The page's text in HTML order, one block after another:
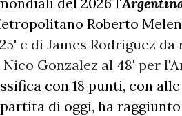
Roberto
e di James Rodriguez da
Gonzalez al 48' per
con 18 punti, con
di oggi, ha